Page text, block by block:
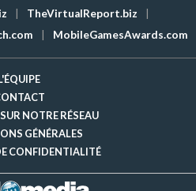
TheVirtualReport.biz
MobileGamesAwards.com
NOTRE RÉSEAU
GÉNÉRALES
CONFIDENTIALITÉ